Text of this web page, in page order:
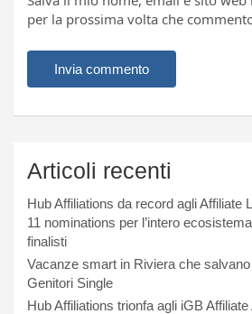
per la prossima volta che
Articoli recenti
Hub Affiliations da record agli Affiliate
11 nominations per l’intero
finalisti
Vacanze smart in Riviera che
Genitori Single
Hub Affiliations trionfa agli iGB